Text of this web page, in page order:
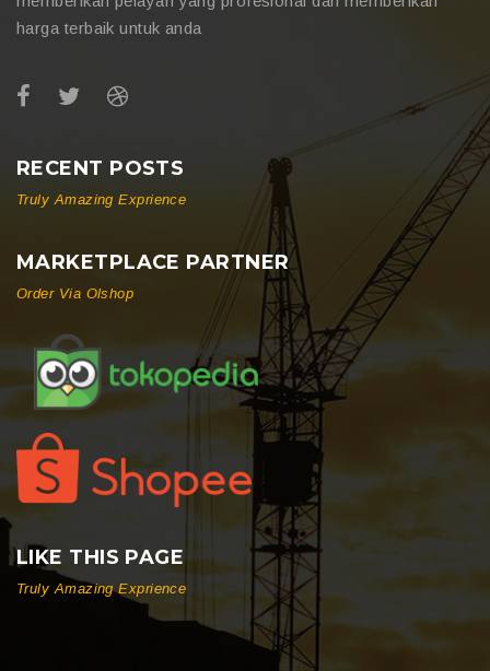
harga terbaik untuk anda
RECENT POSTS
Truly Amazing Exprience
MARKETPLACE PARTNER
Order Via Olshop
LIKE THIS PAGE
Truly Amazing Exprience